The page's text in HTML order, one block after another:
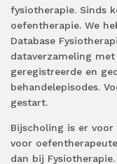
fysiotherapie. Sinds
oefentherapie. We
Database
dataverzameling
geregistreerde en
behandelepisodes.
gestart.
Bijscholing is er
voor
dan bij